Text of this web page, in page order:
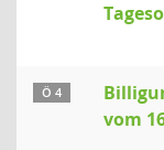
Ö 4
vom